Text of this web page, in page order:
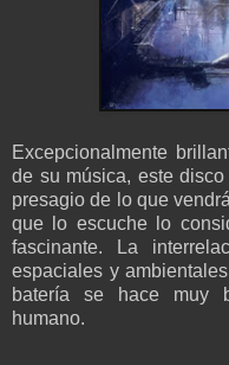
Excepcionalmente
de su música, este
presagio de lo que
que lo escuche lo
fascinante. La
espaciales y
batería se hace muy
humano.